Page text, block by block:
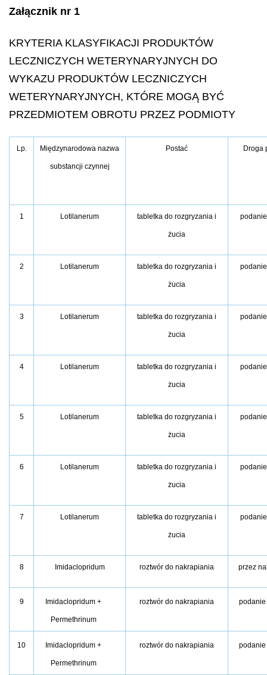
Załącznik nr 1
KRYTERIA KLASYFIKACJI PRODUKTÓW
LECZNICZYCH WETERYNARYJNYCH DO
WYKAZU PRODUKTÓW LECZNICZYCH
WETERYNARYJNYCH, KTÓRE MOGĄ BYĆ
PRZEDMIOTEM OBROTU PRZEZ PODMIOTY
Lp. Międzynarodowa nazwa
substancji czynnej
Postać Droga
1 Lotilanerum tabletka do rozgryzania i
żucia
2 Lotilanerum tabletka do rozgryzania i
żucia
3 Lotilanerum tabletka do rozgryzania i
żucia
4 Lotilanerum tabletka do rozgryzania i
żucia
5 Lotilanerum tabletka do rozgryzania i
żucia
6 Lotilanerum tabletka do rozgryzania i
żucia
7 Lotilanerum tabletka do rozgryzania i
żucia
8 Imidaclopridum roztwór do nakrapiania przez
9 Imidaclopridum +
Permethrinum
roztwór do nakrapiania podanie
10 Imidaclopridum +
Permethrinum
roztwór do nakrapiania podanie